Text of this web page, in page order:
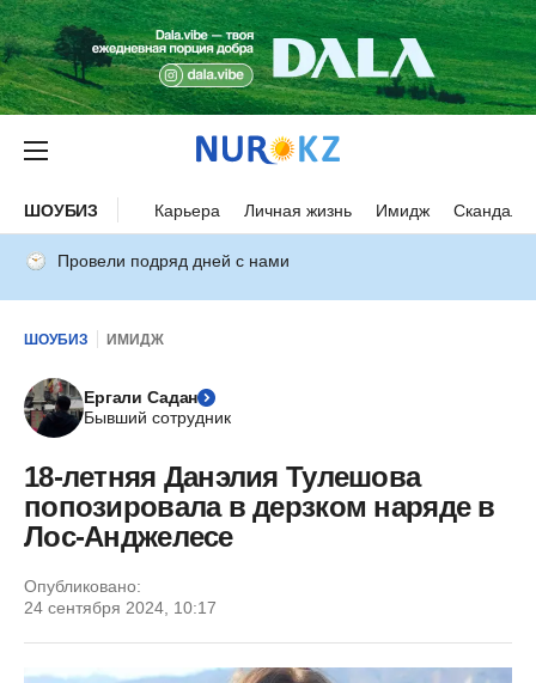
ШОУБИЗ Карьера Личная жизнь Имидж Скандалы
Провели подряд дней с нами
ШОУБИЗ ИМИДЖ
Ергали Садан
Бывший сотрудник
18-летняя Данэлия Тулешова
попозировала в дерзком наряде в
Лос-Анджелесе
Опубликовано:
24 сентября 2024, 10:17